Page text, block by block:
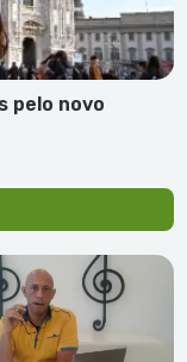
pelo novo